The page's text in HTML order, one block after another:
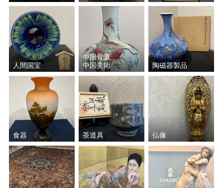
人間国宝
中国骨董
中国美術
陶磁器製品
食器 茶道具 仏像